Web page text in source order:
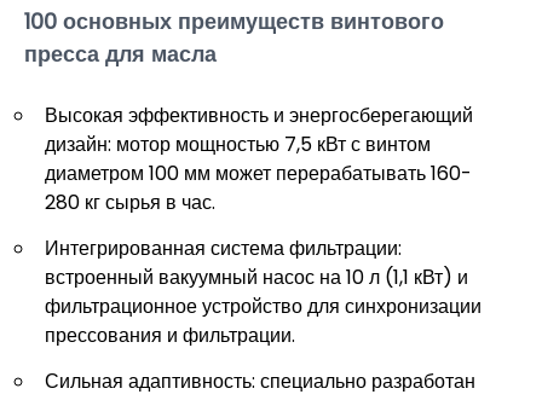
100 основных преимуществ винтового
пресса для масла
Высокая эффективность и энергосберегающий
дизайн: мотор мощностью 7,5 кВт с винтом
диаметром 100 мм может перерабатывать 160-
280 кг сырья в час.
Интегрированная система фильтрации:
встроенный вакуумный насос на 10 л (1,1 кВт) и
фильтрационное устройство для синхронизации
прессования и фильтрации.
Сильная адаптивность: специально разработан